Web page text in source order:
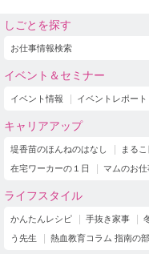
しごとを探す
お仕事情報検索
イベント＆セミナー
イベント情報 イベントレポート
キャリアアップ
堤香苗のほんねのはなし まる
在宅ワーカーの１日
マムのお
ライフスタイル
かんたんレシピ 手抜き家事
う先生
熱血教育コラム 指南の